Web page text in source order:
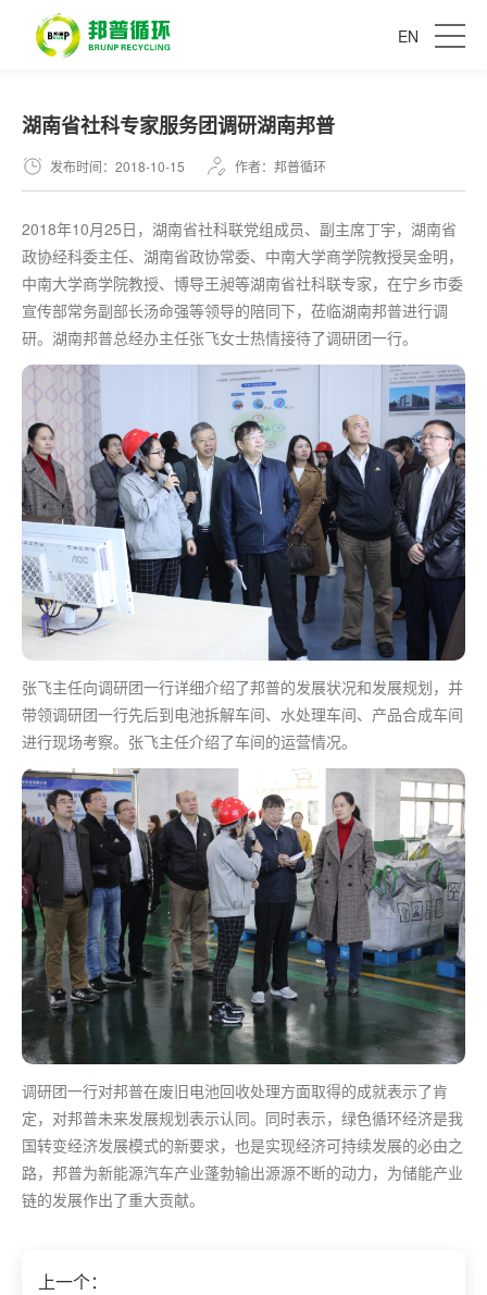
EN
湖南省社科专家服务团调研湖南邦普
发布时间：2018-10-15 作者：邦普循环
2018年10月25日，湖南省社科联党组成员、副主席丁宇，湖南省
政协经科委主任、湖南省政协常委、中南大学商学院教授吴金明，
中南大学商学院教授、博导王昶等湖南省社科联专家，在宁乡市委
宣传部常务副部长汤命强等领导的陪同下，莅临湖南邦普进行调
研。湖南邦普总经办主任张飞女士热情接待了调研团一行。
张飞主任向调研团一行详细介绍了邦普的发展状况和发展规划，并
带领调研团一行先后到电池拆解车间、水处理车间、产品合成车间
进行现场考察。张飞主任介绍了车间的运营情况。
调研团一行对邦普在废旧电池回收处理方面取得的成就表示了肯
定，对邦普未来发展规划表示认同。同时表示，绿色循环经济是我
国转变经济发展模式的新要求，也是实现经济可持续发展的必由之
路，邦普为新能源汽车产业蓬勃输出源源不断的动力，为储能产业
链的发展作出了重大贡献。
上一个：